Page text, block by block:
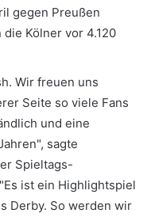
gegen Preußen
Kölner vor 4.120
Wir freuen uns
Seite so viele Fans
und eine
sagte
Spieltags-
ist ein Highlightspiel
Derby. So werden wir